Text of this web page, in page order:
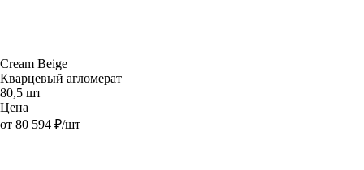
Cream Beige
Кварцевый агломерат
80,5 шт
Цена
от 80 594 ₽/шт